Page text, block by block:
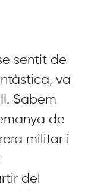
sentit de
va
Sabem
de
militar i
del